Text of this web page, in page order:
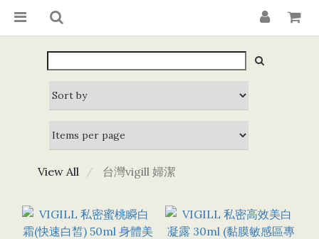
View All 台灣vigill 婦潔